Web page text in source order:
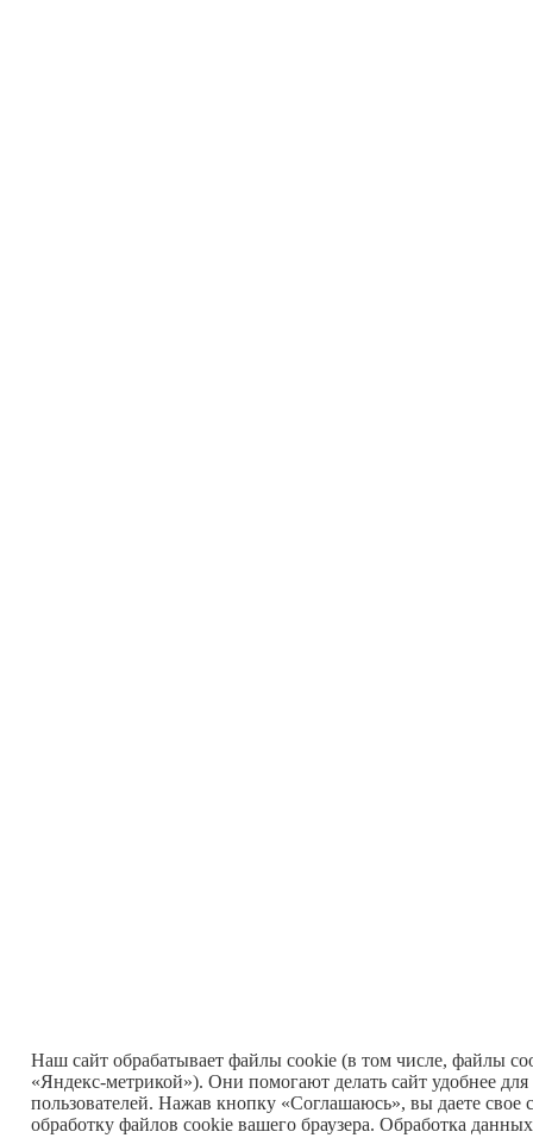
Наш сайт обрабатывает файлы cookie (в том числе, файлы
«Яндекс-метрикой»). Они помогают делать сайт удобнее для
пользователей. Нажав кнопку «Соглашаюсь», вы даете свое
обработку файлов cookie вашего браузера. Обработка